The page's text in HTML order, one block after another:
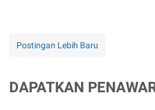
Postingan Lebih Baru
DAPATKAN